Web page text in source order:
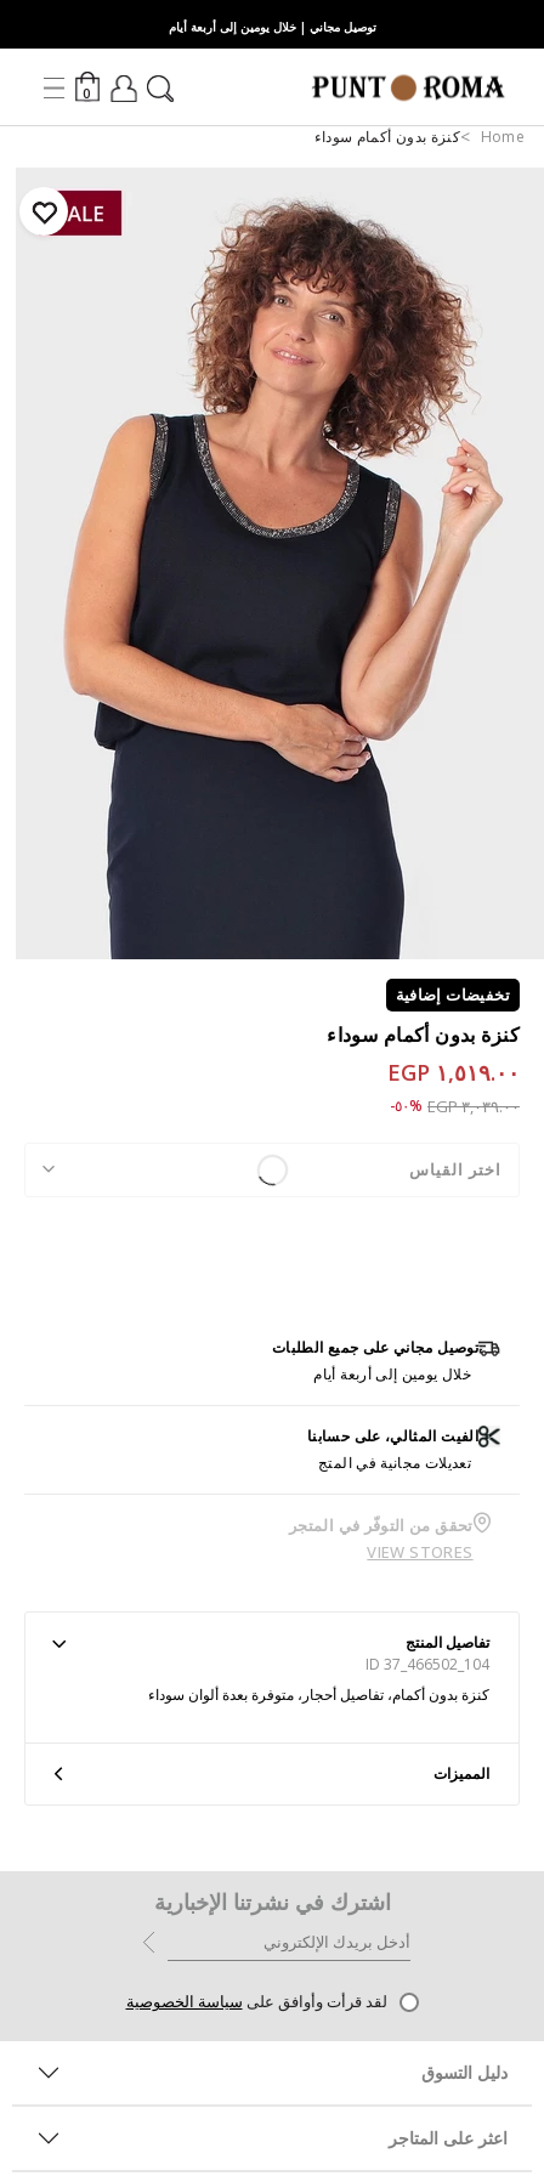
توصيل مجاني | خلال يومين إلى أربعة أيام
0
Home كنزة بدون أكمام سوداء
تخفيضات إضافية
كنزة بدون أكمام سوداء
١,٥١٩.٠٠ EGP
Price reduced from
٣,٠٣٩.٠٠ EGP to ١,٥١٩.٠٠ EGP%٥٠-
اختر القياس
توصيل مجاني على جميع الطلبات
خلال يومين إلى أربعة أيام
الفيت المثالي، على حسابنا
تعديلات مجانية في المتج
تحقق من التوفّر في المتجر
VIEW STORES
تفاصيل المنتج
ID 37_466502_104
كنزة بدون أكمام، تفاصيل أحجار، متوفرة بعدة ألوان سوداء
المميزات
اشترك في نشرتنا الإخبارية
لقد قرأت وأوافق على سياسة الخصوصية
دليل التسوق
اعثر على المتاجر